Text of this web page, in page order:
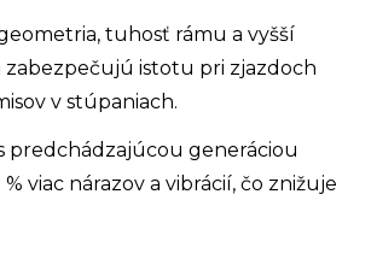
tuhosť rámu a vyšší
istotu pri zjazdoch
v stúpaniach.
predchádzajúcou generáciou
viac nárazov a vibrácií, čo znižuje